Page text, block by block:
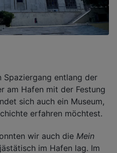
Spaziergang entlang der
am Hafen mit der Festung
sich auch ein Museum,
erfahren möchtest.
wir auch die Mein
im Hafen lag. Im